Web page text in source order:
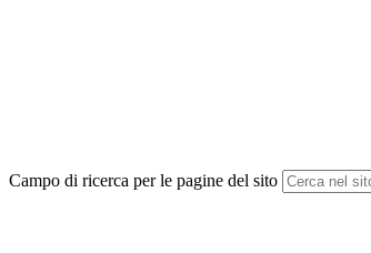
Campo di ricerca per le pagine del sito